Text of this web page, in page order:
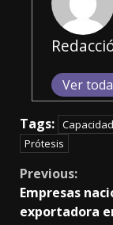
Ver
Tags: Capacidad
Prótesis
Continue
Reading
Previous:
Empresas
exportadora